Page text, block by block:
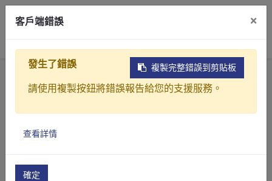
產品介紹
產業解決方案
首頁
產品
工業廢液蒸發濃縮減量或回收再利用設備
熱泵真空式廢液蒸發濃縮減量處理機 CV系列
廢液蒸發濃縮減量處理機(CV-75)
客戶端錯誤 ×
複製完整錯誤到剪貼板
發生了錯誤
請使用複製按鈕將錯誤報告給您的支援服務。
查看詳情
確定